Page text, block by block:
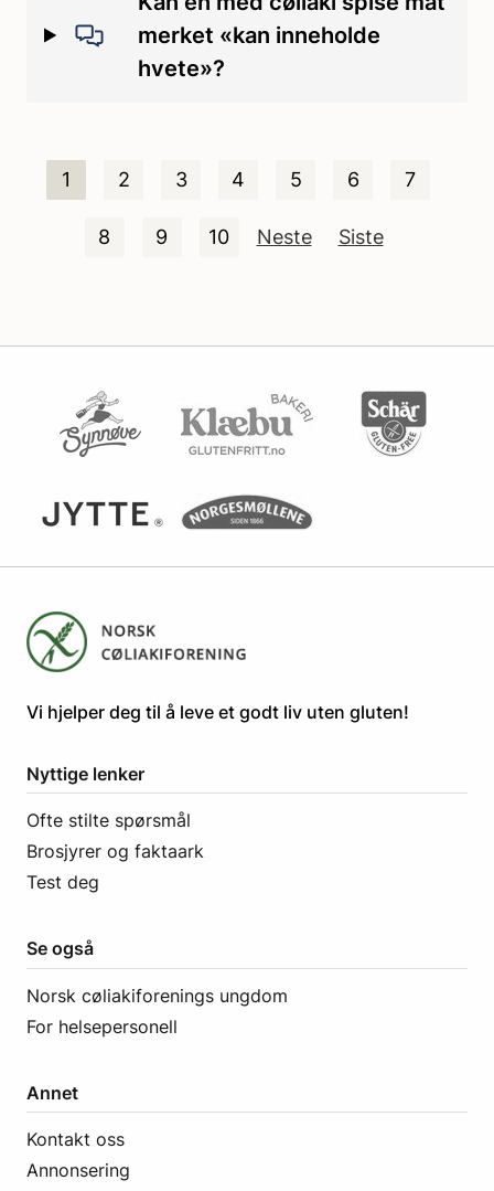
merket «kan inneholde
hvete»?
1 2 3 4 5 6 7
8 9 10 Neste Siste
​​​​Vi hjelper deg til å leve et godt liv uten gluten! ​
Nyttige lenker
Ofte stilte spørsmål
Brosjyrer og faktaark
Test deg
Se også
Norsk cøliakiforenings ungdom
For helsepersonell
Annet
Kontakt oss
Annonsering